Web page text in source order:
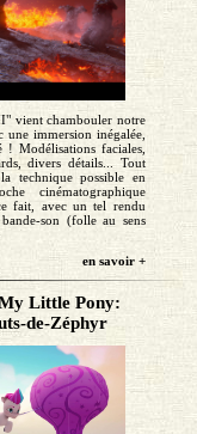
vient chambouler notre
immersion inégalée,
! Modélisations faciales,
divers détails... Tout
technique possible en
cinématographique
fait, avec un tel rendu
son (folle au sens
en savoir +
Little Pony:
de-Zéphyr